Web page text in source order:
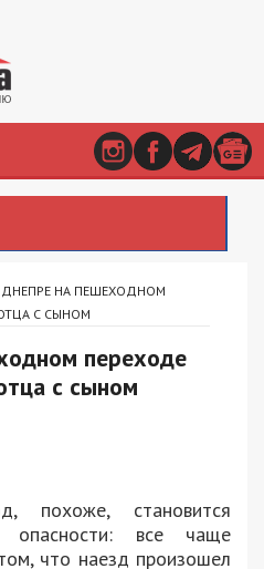
ДНЕПРЕ НА ПЕШЕХОДНОМ
С СЫНОМ
переходе
с сыном
похоже, становится
опасности: все чаще
что наезд произошел